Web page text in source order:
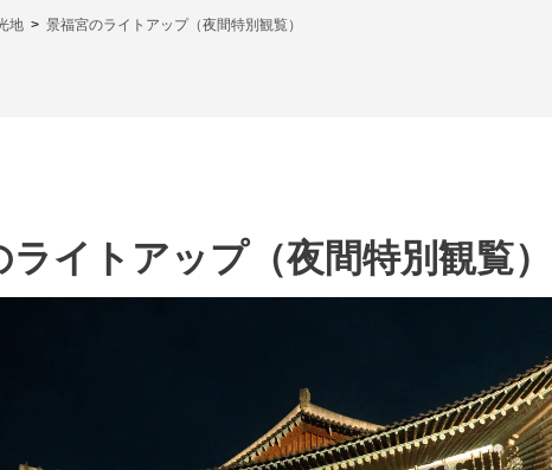
地 景福宮のライトアップ（夜間特別観覧）
イトアップ（夜間特別観覧）